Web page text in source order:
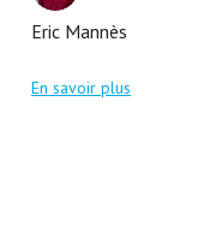
Eric Mannès
En savoir plus